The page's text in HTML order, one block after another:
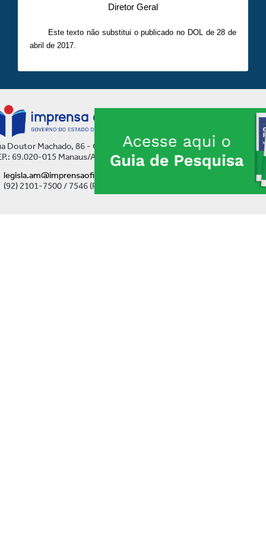
Diretor Geral
Este texto não substitui o publicado no DOL de 28 de
abril de 2017.
Doutor Machado, 86 - Centro
69.020-015 Manaus/AM
legisla.am@imprensaoficial.am.gov.br
(92) 2101-7500 / 7546 (Ramal)